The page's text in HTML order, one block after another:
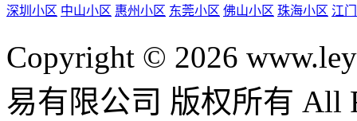
深圳小区 中山小区 惠州小区 东莞小区 佛山小区 珠海小区 江
Copyright © 2026
易有限公司 版权所有 All